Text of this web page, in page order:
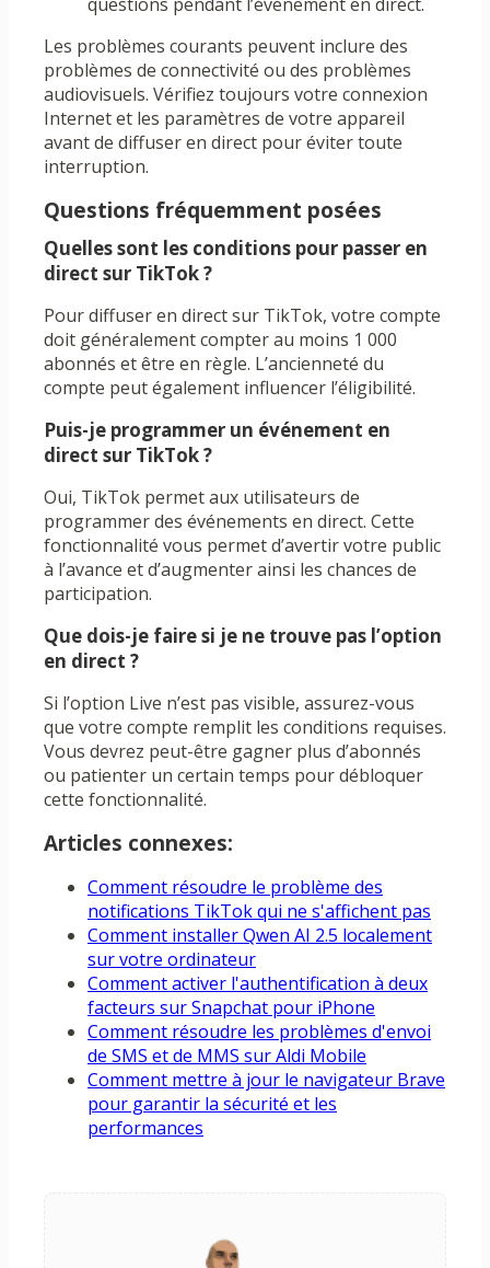
Les problèmes courants peuvent inclure des
problèmes de connectivité ou des problèmes
audiovisuels. Vérifiez toujours votre connexion
Internet et les paramètres de votre appareil
avant de diffuser en direct pour éviter toute
interruption.
Questions fréquemment posées
Quelles sont les conditions pour passer en
direct sur TikTok ?
Pour diffuser en direct sur TikTok, votre compte
doit généralement compter au moins 1 000
abonnés et être en règle. L’ancienneté du
compte peut également influencer l’éligibilité.
Puis-je programmer un événement en
direct sur TikTok ?
Oui, TikTok permet aux utilisateurs de
programmer des événements en direct. Cette
fonctionnalité vous permet d’avertir votre public
à l’avance et d’augmenter ainsi les chances de
participation.
Que dois-je faire si je ne trouve pas l’option
en direct ?
Si l’option Live n’est pas visible, assurez-vous
que votre compte remplit les conditions requises.
Vous devrez peut-être gagner plus d’abonnés
ou patienter un certain temps pour débloquer
cette fonctionnalité.
Articles connexes:
Comment résoudre le problème des
notifications TikTok qui ne s'affichent pas
Comment installer Qwen AI 2.5 localement
sur votre ordinateur
Comment activer l'authentification à deux
facteurs sur Snapchat pour iPhone
Comment résoudre les problèmes d'envoi
de SMS et de MMS sur Aldi Mobile
Comment mettre à jour le navigateur Brave
pour garantir la sécurité et les
performances